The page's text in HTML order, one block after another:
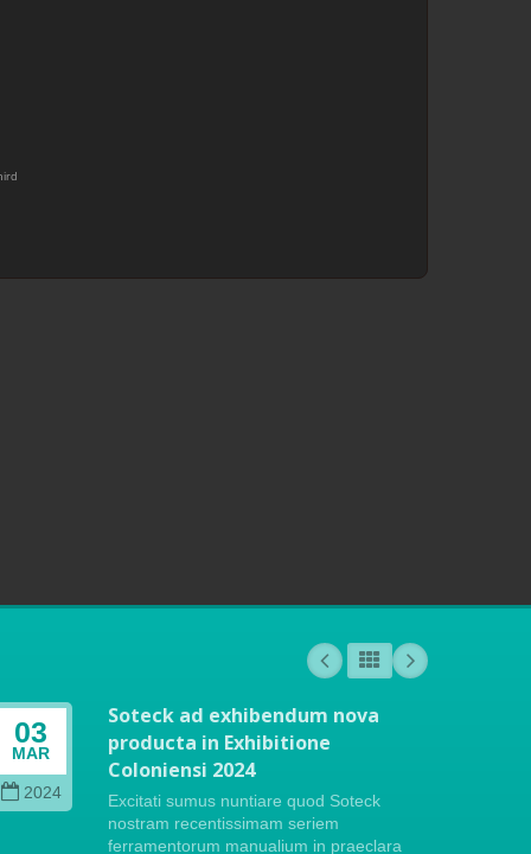
03
MAR
2024
Soteck ad exhibendum nova
producta in Exhibitione
Coloniensi 2024
Excitati sumus nuntiare quod Soteck
nostram recentissimam seriem
ferramentorum manualium in praeclara